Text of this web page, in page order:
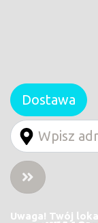
Dostawa
Uwaga! Twój